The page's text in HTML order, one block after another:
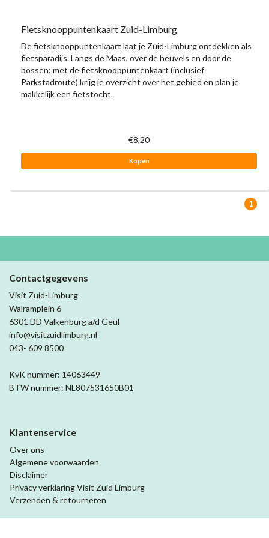
Fietsknooppuntenkaart Zuid-Limburg
De fietsknooppuntenkaart laat je Zuid-Limburg ontdekken als
fietsparadijs. Langs de Maas, over de heuvels en door de
bossen: met de fietsknooppuntenkaart (inclusief
Parkstadroute) krijg je overzicht over het gebied en plan je
makkelijk een fietstocht.
€8,20
Kopen
1
Contactgegevens
Visit Zuid-Limburg
Walramplein 6
6301 DD Valkenburg a/d Geul
info@visitzuidlimburg.nl
043- 609 8500
KvK nummer: 14063449
BTW nummer: NL807531650B01
Klantenservice
Over ons
Algemene voorwaarden
Disclaimer
Privacy verklaring Visit Zuid Limburg
Verzenden & retourneren